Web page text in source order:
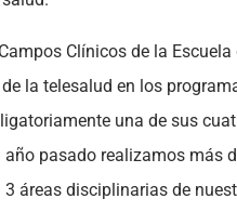
Clínicos de la
la telesalud en los
una de sus
pasado realizamos más
áreas disciplinarias de